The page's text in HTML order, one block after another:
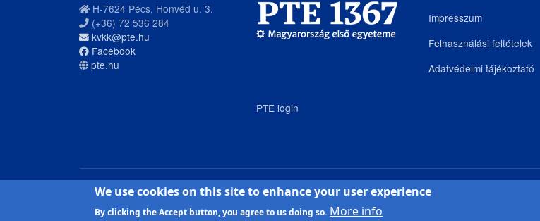
H-7624 Pécs, Honvéd u. 3.
(+36) 72 536 284
kvkk@pte.hu
Facebook
pte.hu
PTE login
Impresszum
Felhasználási feltételek
Adatvédelmi tájékoztató
Informatikai és Innovációs Igazgatóság
We use cookies on this site to enhance your user experience
By clicking the Accept button, you agree to us doing so. More info